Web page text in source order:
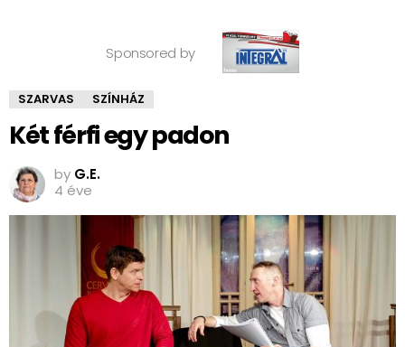
Sponsored by
SZARVAS SZÍNHÁZ
Két férfi egy padon
by G.E.
4 éve